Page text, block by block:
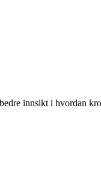
innsikt i hvordan